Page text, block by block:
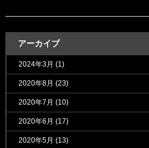
アーカイブ
2024年3月 (1)
2020年8月 (23)
2020年7月 (10)
2020年6月 (17)
2020年5月 (13)